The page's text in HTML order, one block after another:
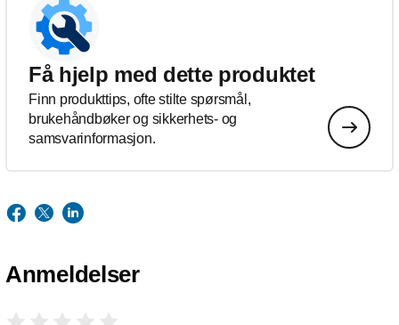
Få hjelp med dette produktet
Finn produkttips, ofte stilte spørsmål,
brukehåndbøker og sikkerhets- og
samsvarinformasjon.
Anmeldelser